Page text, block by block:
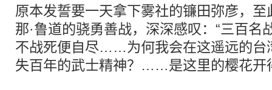
原本发誓要一天拿下雾社的镰田弥彦，
那·鲁道的骁勇善战，深深感叹：“三百名
不战死便自尽……为何我会在这遥远的台
失百年的武士精神？……是这里的樱花开